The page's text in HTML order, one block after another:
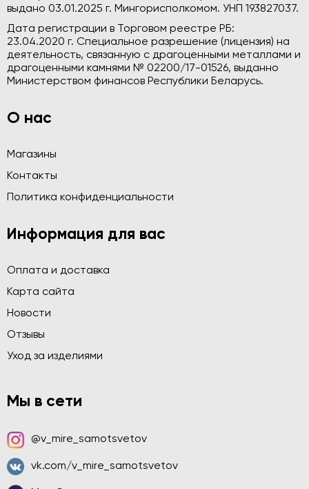
выдано 03.01.2025 г. Мингорисполкомом. УНП 193827037.
Дата регистрации в Торговом реестре РБ:
23.04.2020 г. Специальное разрешение (лицензия) на
деятельность, связанную с драгоценными металлами и
драгоценными камнями № 02200/17-01526, выданно
Министерством финансов Республики Беларусь.
О нас
Магазины
Контакты
Политика конфиденциальности
Информация для вас
Оплата и доставка
Карта сайта
Новости
Отзывы
Уход за изделиями
Мы в сети
@v_mire_samotsvetov
vk.com/v_mire_samotsvetov